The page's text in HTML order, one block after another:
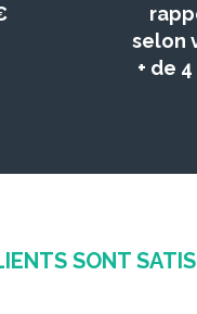
selon
+ de
SONT